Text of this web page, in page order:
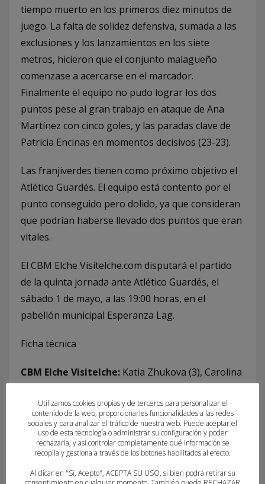
tiempo muerto en los primeros diez minutos de
juego. La falta de solidez defensiva, sumada a las
exclusiones y los lanzamientos en los siete
metros, hicieron que el conjunto malagueño
comenzase a acercarse en el marcador.
Finalmente el equipo no pudo lograr los dos
puntos pese al gran trabajo en ataque de Ana
Martínez con cinco goles, y las paradas clave de
Patricia Encinas en momentos decisivos (23-23).
Las franjiverdes tienen como próximo objetivo el
Atlético Guardés. El equipo está contento por el
punto conseguido pero dolido, ya que consideran
que podrían haberse llevado dos puntos que eran
vitales.
El CBM Elche Visitelche.com disputará el partido
de la quinta jornada ante Atlético Guardés, el
sábado 1 de mayo, a las 19:00 horas, en el
pabellón municipal Esperanza Lag.
Ficha técnica
CBM Elche Visitelche: Katia Zhukova (3), Carolina
Patricia Méndez, Nuria Andreu (1), Ivet Musons
(3), Nicole Morales, María Flores (1), Patricia
Encinas, Gabriela Bitolo (3), Lysa Tchaptchet (1),
Clara Gascó (3), Ana Martínez (5), María Gracia
Duque (1). Entrenador, Joaquín J. Rocamora.
Utilizamos cookies propias y de terceros para personalizar el
contenido de la web, proporcionarles funcionalidades a las redes
sociales y para analizar el tráfico de nuestra web. Puede aceptar el
uso de esta tecnología o administrar su configuración y poder
rechazarla, y así controlar completamente qué información se
recopila y gestiona a través de los botones habilitados al efecto.
Al clicar en "Sí, Acepto", ACEPTA SU USO, si bien podrá retirar su